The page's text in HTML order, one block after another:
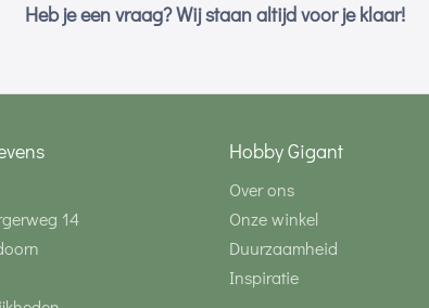
Heb je een vraag? Wij staan altijd voor je klaar!
14
Hobby Gigant
Over ons
Onze winkel
Duurzaamheid
Inspiratie